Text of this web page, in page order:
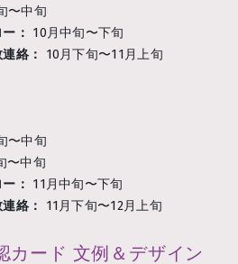
〜中旬
： 10月中旬〜下旬
絡：
10月下旬〜11月上旬
〜中旬
〜中旬
： 11月中旬〜下旬
絡：
11月下旬〜12月上旬
カード 文例＆デザイン